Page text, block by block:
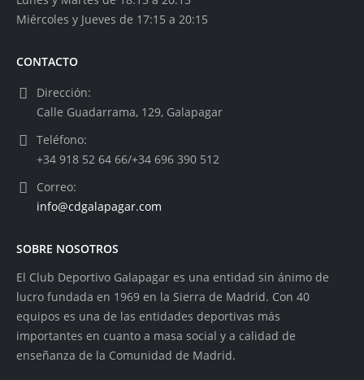
Miércoles y Jueves de 17:15 a 20:15
CONTACTO
Dirección:
Calle Guadarrama, 129, Galapagar
Teléfono:
+34 918 52 64 66/+34 696 390 512
Correo:
info@cdgalapagar.com
SOBRE NOSOTROS
El Club Deportivo Galapagar es una entidad sin ánimo de
lucro fundada en 1969 en la Sierra de Madrid. Con 40
equipos es una de las entidades deportivas más
importantes en cuanto a masa social y a calidad de
enseñanza de la Comunidad de Madrid.